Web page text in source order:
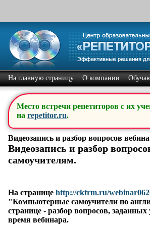
На главную страницу О компании
Место встречи репетиторов с их
на repetitor.ru.
Видеозапись и разбор вопросов
Видеозапись и разбор
самоучителям.
На странице http://cktrm.ru/
"Компьютерные самоучители по
странице - разбор вопросов,
время вебинара.